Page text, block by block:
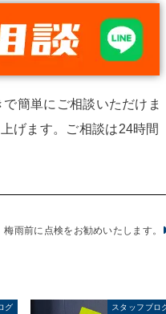
簡単にご相談いただけま
げます。ご相談は24時間
梅雨前に点検をお勧めいたします。
グ スタッフブロ